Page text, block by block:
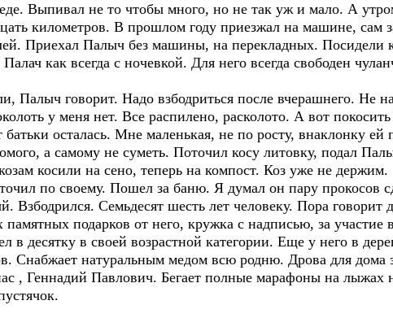
Выпивал не то чтобы много, но не так уж и мало. А
километров. В прошлом году приезжал на машине, сам
Приехал Палыч без машины, на перекладных. Посидели
как всегда с ночевкой. Для него всегда свободен
Палыч говорит. Надо взбодриться после вчерашнего. Не
у меня нет. Все распилено, расколото. А вот
батьки осталась. Мне маленькая, не по росту, внаклонку ей
а самому не суметь. Поточил косу литовку, подал
косили на сено, теперь на компост. Коз уже не держим.
по своему. Пошел за баню. Я думал он пару прокосов
Взбодрился. Семьдесят шесть лет человеку. Пора говорит
памятных подарков от него, кружка с надписью, за
в десятку в своей возрастной категории. Еще у него в
Снабжает натуральным медом всю родню. Дрова для дома
, Геннадий Павлович. Бегает полные марафоны на лыжах